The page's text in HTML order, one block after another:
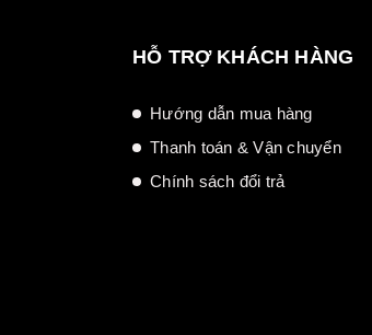
HỖ TRỢ KHÁCH HÀNG
Hướng dẫn mua hàng
Thanh toán & Vận chuyển
Chính sách đổi trả